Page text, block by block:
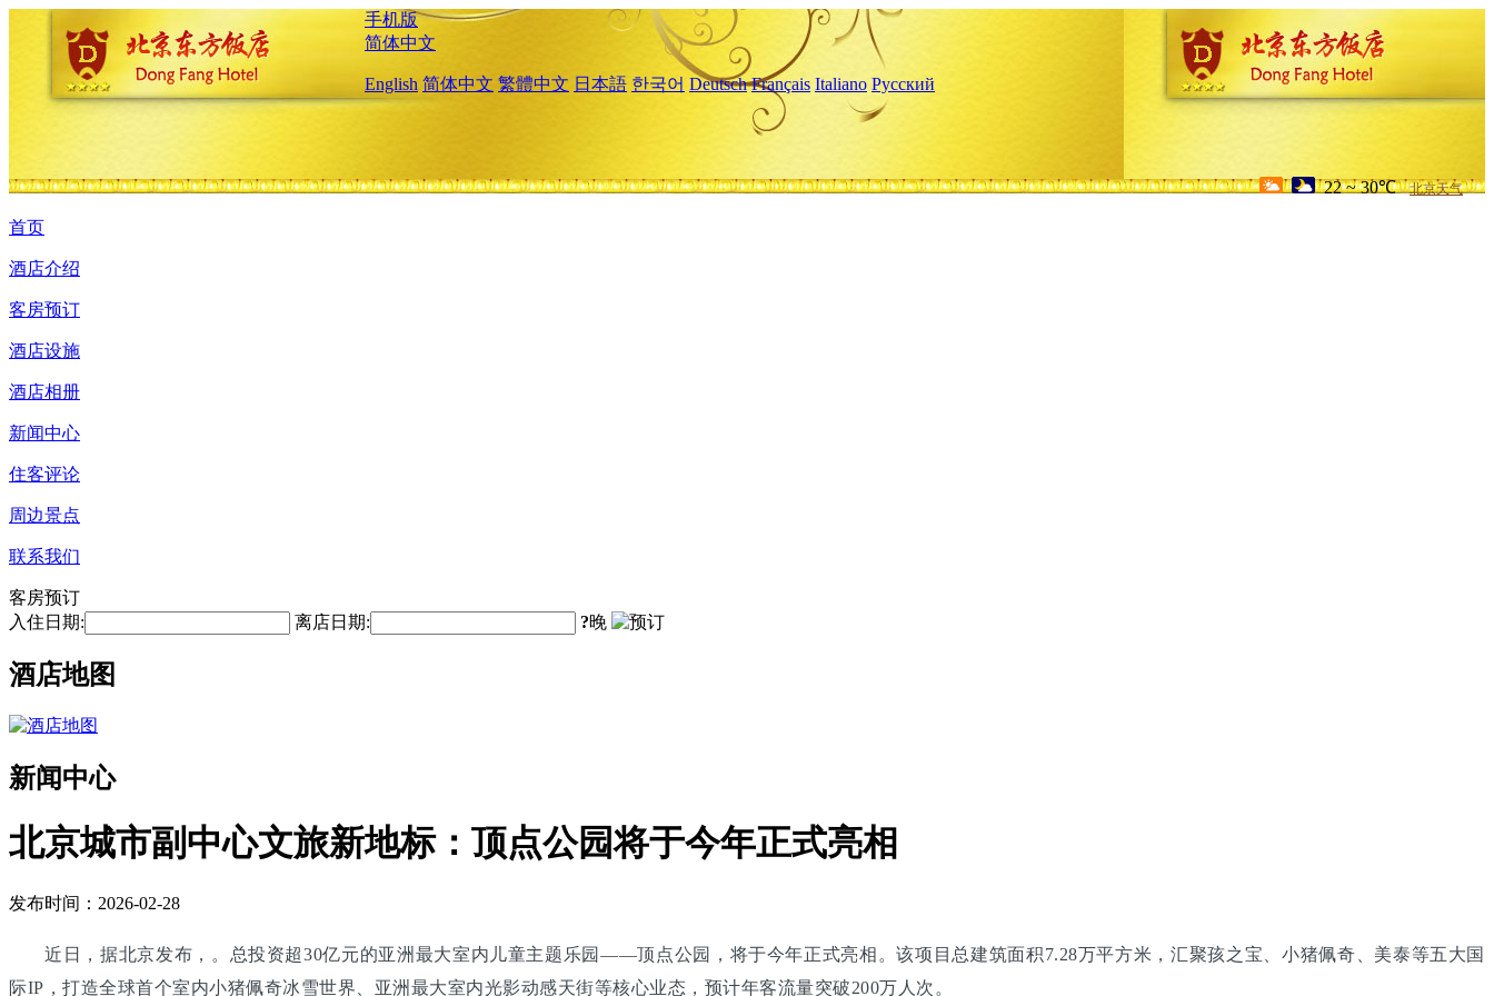
手机版
简体中文
English 简体中文 繁體中文 日本語 한국어 Deutsch Français Italiano Русский
22 ~ 30℃ 北京天气
首页
酒店介绍
客房预订
酒店设施
酒店相册
新闻中心
住客评论
周边景点
联系我们
客房预订
入住日期:
离店日期: ?晚
酒店地图
新闻中心
北京城市副中心文旅新地标：顶点公园将于今年正式亮相
发布时间：2026-02-28
近日，据北京发布，。总投资超30亿元的亚洲最大室内儿童主题乐园——顶点公园，将于今年正式亮相。该项目总建筑面积7.28万平方米，汇聚孩之宝、小猪佩奇、美泰等五大国
际IP，打造全球首个室内小猪佩奇冰雪世界、亚洲最大室内光影动感天街等核心业态，预计年客流量突破200万人次。